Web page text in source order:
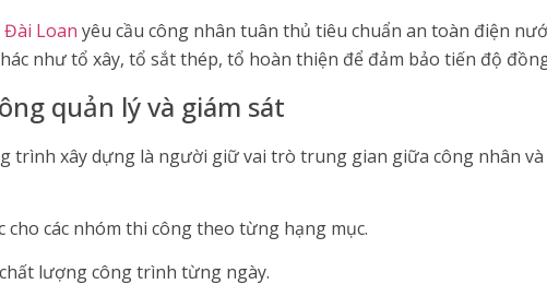
Loan yêu cầu công nhân tuân thủ tiêu chuẩn an toàn điện
như tổ xây, tổ sắt thép, tổ hoàn thiện để đảm bảo tiến độ
quản lý và giám sát
trình xây dựng là người giữ vai trò trung gian giữa công nhân và
cho các nhóm thi công theo từng hạng mục.
lượng công trình từng ngày.